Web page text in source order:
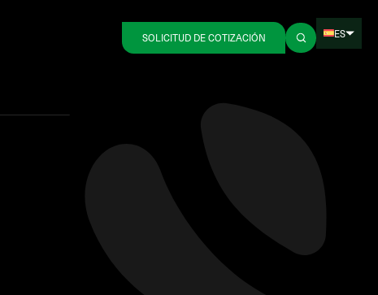
SOLICITUD DE COTIZACIÓN ES